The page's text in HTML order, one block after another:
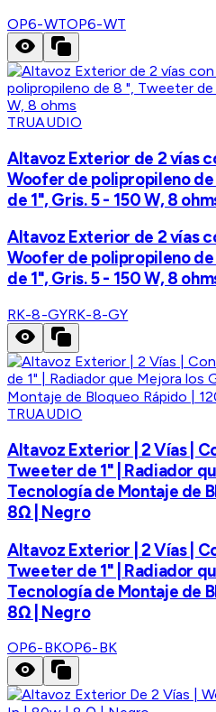
OP6-WTOP6-WT
TRUAUDIO
Altavoz Exterior de 2 vías
Woofer de polipropileno
de 1", Gris. 5 - 150 W, 8
Altavoz Exterior de 2 vías
Woofer de polipropileno
de 1", Gris. 5 - 150 W, 8
RK-8-GYRK-8-GY
TRUAUDIO
Altavoz Exterior | 2 Vías |
Tweeter de 1" | Radiador
Tecnología de Montaje de
8Ω | Negro
Altavoz Exterior | 2 Vías |
Tweeter de 1" | Radiador
Tecnología de Montaje de
8Ω | Negro
OP6-BKOP6-BK